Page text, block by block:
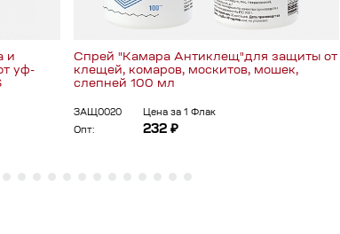
и
уф-
Спрей "Камара Антиклещ"для защиты от
клещей, комаров, москитов, мошек,
слепней 100 мл
ЗАЩ0020
Цена за 1 Флак
Опт:
232 ₽